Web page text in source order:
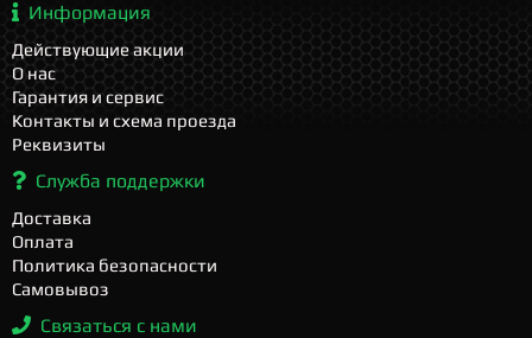
Информация
Действующие акции
О нас
Гарантия и сервис
Контакты и схема проезда
Реквизиты
Служба поддержки
Доставка
Оплата
Политика безопасности
Самовывоз
Связаться с нами